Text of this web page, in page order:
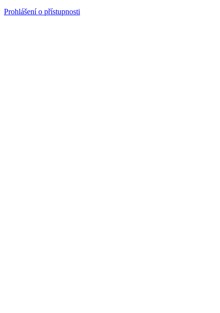
Prohlášení o přístupnosti